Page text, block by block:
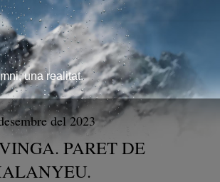
una realitat.
del 2023
PARET DE